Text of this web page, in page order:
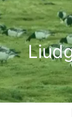
Ga
naar
de
inhoud